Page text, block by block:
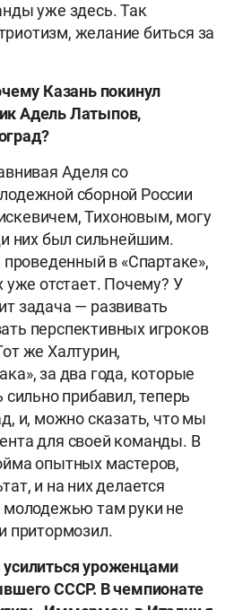
уже здесь. Так
желание биться за
Казань покинул
Адель Латыпов,
Аделя со
сборной России
Тихоновым, могу
них был сильнейшим.
в «Спартаке»,
уже отстает. Почему? У
задача — развивать
перспективных игроков
же Халтурин,
за два года, которые
сильно прибавил, теперь
и, можно сказать, что мы
для своей команды. В
опытных мастеров,
и на них делается
молодежью там руки не
притормозил.
уроженцами
СССР. В чемпионате